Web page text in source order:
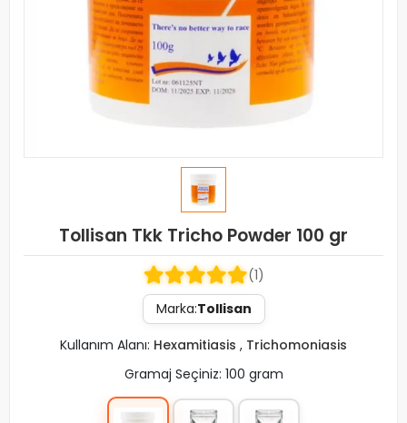
Tollisan Tkk Tricho Powder 100 gr
(1)
Marka:Tollisan
Kullanım Alanı: Hexamitiasis , Trichomoniasis
Gramaj Seçiniz: 100 gram